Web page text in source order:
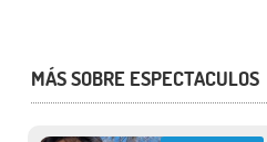
MÁS SOBRE ESPECTACULOS